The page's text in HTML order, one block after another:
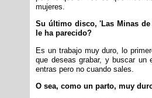
mujeres.
Su último disco, 'Las Minas
le ha parecido?
Es un trabajo muy duro, lo
que deseas grabar, y buscar un
entras pero no cuando sales.
O sea, como un parto, muy